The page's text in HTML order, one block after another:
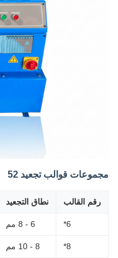
مجموعات قوالب تجعيد 52
رقم القالب نطاق التجعيد
6* 6 - 8 مم
8* 8 - 10 مم